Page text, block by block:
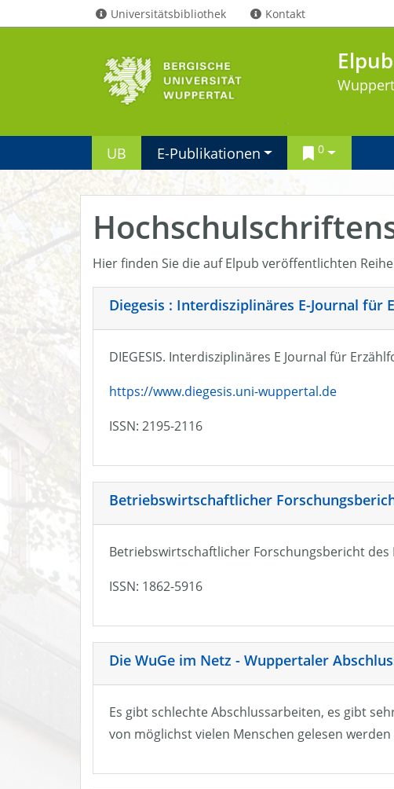
Universitätsbibliothek Kontakt
Elpub
UB E-Publikationen 0
Hier finden Sie die auf Elpub veröffentlichten
Diegesis : Interdisziplinäres E-Journal für
DIEGESIS. Interdisziplinäres E Journal für
https://www.diegesis.uni-wuppertal.de
ISSN: 2195-2116
Betriebswirtschaftlicher
Betriebswirtschaftlicher Forschungsbericht
ISSN: 1862-5916
Die WuGe im Netz - Wuppertaler
Es gibt schlechte Abschlussarbeiten, es gibt
von möglichst vielen Menschen gelesen